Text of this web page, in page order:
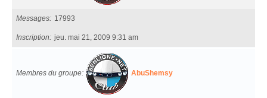
Messages 17993
Inscription jeu. mai 21, 2009 9:31 am
Membres du groupe AbuShemsy